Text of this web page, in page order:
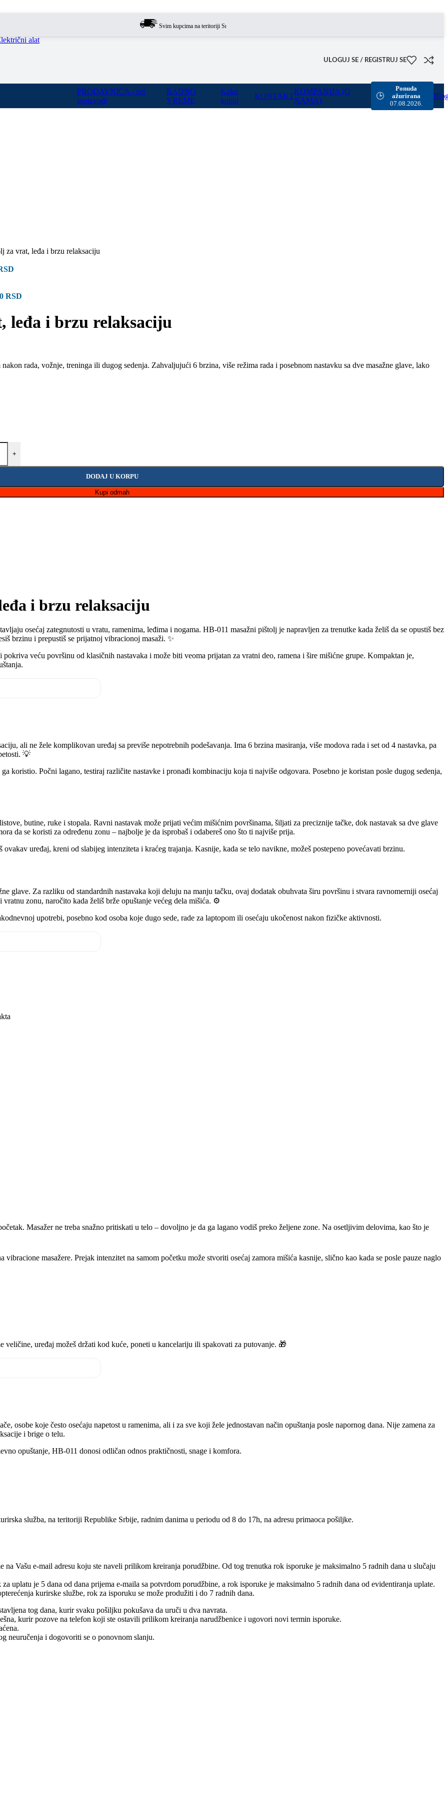
Svim kupcima na teritoriji Srbije omogućili smo besplatnu dostavu za sve porudžbine sa našeg sajta u vrednosti preko 8000 rsd.
ULOGUJ SE / REGISTRUJ SE
alat
PRODAVNICA - svi
proizvodi
RADNO
VREME
Kako
kupiti
KONTAKT
KOMPANIJA (O
NAMA)
🕒
Ponuda
ažurirana
07.08.2026.
za vrat, leđa i brzu relaksaciju
RSD
leđa i brzu relaksaciju
rada, vožnje, treninga ili dugog sedenja. Zahvaljujući 6 brzina, više režima rada i posebnom nastavku sa dve masažne glave, lako
+
DODAJ U KORPU
Kupi odmah
i brzu relaksaciju
osećaj zategnutosti u vratu, ramenima, leđima i nogama. HB-011 masažni pištolj je napravljen za trenutke kada želiš da se opustiš bez
brzinu i prepustiš se prijatnoj vibracionoj masaži. ✨
veću površinu od klasičnih nastavaka i može biti veoma prijatan za vratni deo, ramena i šire mišićne grupe. Kompaktan je,
ali ne žele komplikovan uređaj sa previše nepotrebnih podešavanja. Ima 6 brzina masiranja, više modova rada i set od 4 nastavka, pa
💡
koristio. Počni lagano, testiraj različite nastavke i pronađi kombinaciju koja ti najviše odgovara. Posebno je koristan posle dugog sedenja,
butine, ruke i stopala. Ravni nastavak može prijati većim mišićnim površinama, šiljati za preciznije tačke, dok nastavak sa dve glave
da se koristi za određenu zonu – najbolje je da isprobaš i odabereš ono što ti najviše prija.
uređaj, kreni od slabijeg intenziteta i kraćeg trajanja. Kasnije, kada se telo navikne, možeš postepeno povećavati brzinu.
glave. Za razliku od standardnih nastavaka koji deluju na manju tačku, ovaj dodatak obuhvata širu površinu i stvara ravnomerniji osećaj
zonu, naročito kada želiš brže opuštanje većeg dela mišića. ⚙️
upotrebi, posebno kod osoba koje dugo sede, rade za laptopom ili osećaju ukočenost nakon fizičke aktivnosti.
Masažer ne treba snažno pritiskati u telo – dovoljno je da ga lagano vodiš preko željene zone. Na osetljivim delovima, kao što je
vibracione masažere. Prejak intenzitet na samom početku može stvoriti osećaj zamora mišića kasnije, slično kao kada se posle pauze naglo
veličine, uređaj možeš držati kod kuće, poneti u kancelariju ili spakovati za putovanje. 🎁
osobe koje često osećaju napetost u ramenima, ali i za sve koji žele jednostavan način opuštanja posle napornog dana. Nije zamena za
i brige o telu.
opuštanje, HB-011 donosi odličan odnos praktičnosti, snage i komfora.
služba, na teritoriji Republike Srbije, radnim danima u periodu od 8 do 17h, na adresu primaoca pošiljke.
Vašu e-mail adresu koju ste naveli prilikom kreiranja porudžbine. Od tog trenutka rok isporuke je maksimalno 5 radnih dana u slučaju
uplatu je 5 dana od dana prijema e-maila sa potvrdom porudžbine, a rok isporuke je maksimalno 5 radnih dana od evidentiranja uplate.
kurirske službe, rok za isporuku se može produžiti i do 7 radnih dana.
tog dana, kurir svaku pošiljku pokušava da uruči u dva navrata.
kurir pozove na telefon koji ste ostavili prilikom kreiranja narudžbenice i ugovori novi termin isporuke.
neuručenja i dogovoriti se o ponovnom slanju.